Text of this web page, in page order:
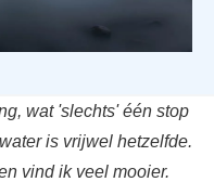
wat 'slechts' één stop
is vrijwel hetzelfde.
vind ik veel mooier.